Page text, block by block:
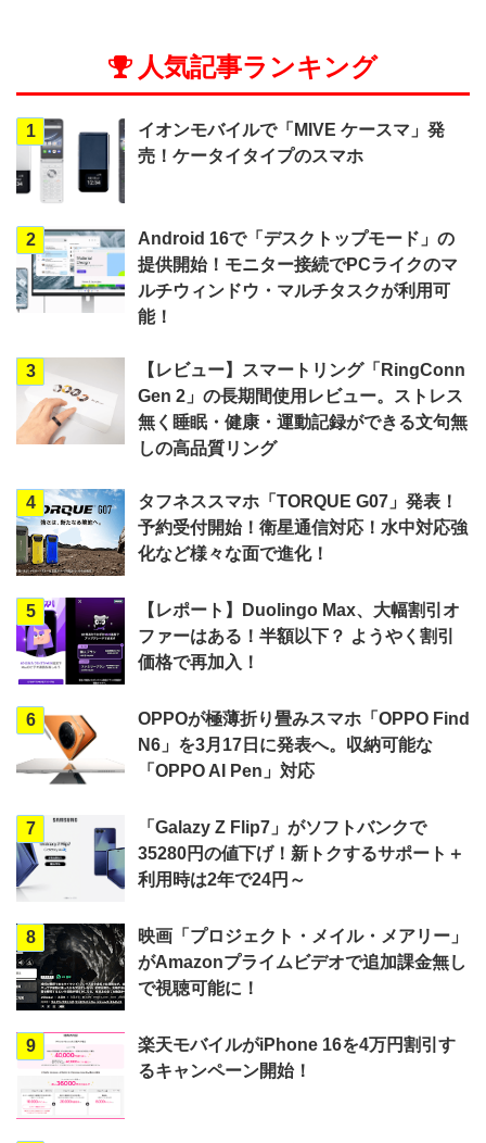
人気記事ランキング
1
イオンモバイルで「MIVE ケースマ」発
売！ケータイタイプのスマホ
2
Android 16で「デスクトップモード」の
提供開始！モニター接続でPCライクのマ
ルチウィンドウ・マルチタスクが利用可
能！
3
【レビュー】スマートリング「RingConn
Gen 2」の長期間使用レビュー。ストレス
無く睡眠・健康・運動記録ができる文句無
しの高品質リング
4
タフネススマホ「TORQUE G07」発表！
予約受付開始！衛星通信対応！水中対応強
化など様々な面で進化！
5
【レポート】Duolingo Max、大幅割引オ
ファーはある！半額以下？ ようやく割引
価格で再加入！
6
OPPOが極薄折り畳みスマホ「OPPO Find
N6」を3月17日に発表へ。収納可能な
「OPPO AI Pen」対応
7
「Galazy Z Flip7」がソフトバンクで
35280円の値下げ！新トクするサポート＋
利用時は2年で24円～
8
映画「プロジェクト・メイル・メアリー」
がAmazonプライムビデオで追加課金無し
で視聴可能に！
9
楽天モバイルがiPhone 16を4万円割引す
るキャンペーン開始！